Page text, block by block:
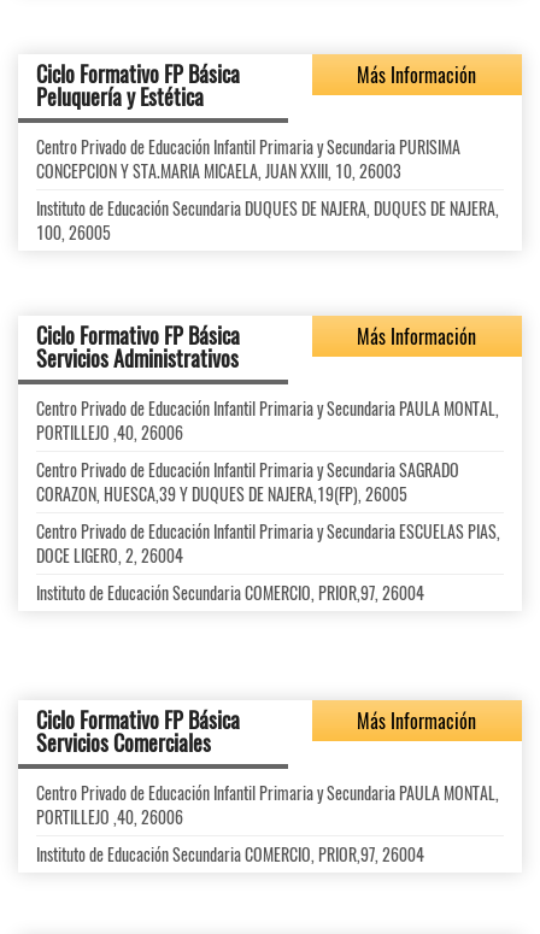
Ciclo Formativo FP Básica
Peluquería y Estética
Más Información
Centro Privado de Educación Infantil Primaria y Secundaria PURISIMA
CONCEPCION Y STA.MARIA MICAELA, JUAN XXIII, 10, 26003
Instituto de Educación Secundaria DUQUES DE NAJERA, DUQUES DE NAJERA,
100, 26005
Ciclo Formativo FP Básica
Servicios Administrativos
Más Información
Centro Privado de Educación Infantil Primaria y Secundaria PAULA MONTAL,
PORTILLEJO ,40, 26006
Centro Privado de Educación Infantil Primaria y Secundaria SAGRADO
CORAZON, HUESCA,39 Y DUQUES DE NAJERA,19(FP), 26005
Centro Privado de Educación Infantil Primaria y Secundaria ESCUELAS PIAS,
DOCE LIGERO, 2, 26004
Instituto de Educación Secundaria COMERCIO, PRIOR,97, 26004
Ciclo Formativo FP Básica
Servicios Comerciales
Más Información
Centro Privado de Educación Infantil Primaria y Secundaria PAULA MONTAL,
PORTILLEJO ,40, 26006
Instituto de Educación Secundaria COMERCIO, PRIOR,97, 26004